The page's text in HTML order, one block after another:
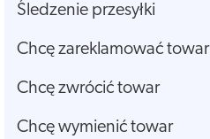
Śledzenie przesyłki
Chcę zareklamować towar
Chcę zwrócić towar
Chcę wymienić towar